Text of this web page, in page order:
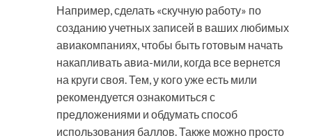
Например, сделать «скучную работу» по
созданию учетных записей в ваших любимых
авиакомпаниях, чтобы быть готовым начать
накапливать авиа-мили, когда все вернется
на круги своя. Тем, у кого уже есть мили
рекомендуется ознакомиться с
предложениями и обдумать способ
использования баллов. Также можно просто